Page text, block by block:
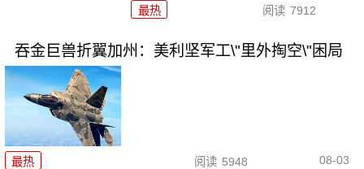
最热 阅读 7912
吞金巨兽折翼加州：美利坚军工\"里外掏空\"困局
最热 阅读 5948 08-03